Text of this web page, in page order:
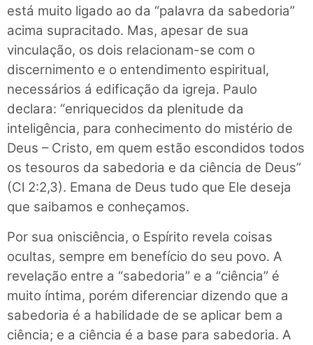
está muito ligado ao da “palavra da sabedoria”
acima supracitado. Mas, apesar de sua
vinculação, os dois relacionam-se com o
discernimento e o entendimento espiritual,
necessários á edificação da igreja. Paulo
declara: “enriquecidos da plenitude da
inteligência, para conhecimento do mistério de
Deus – Cristo, em quem estão escondidos todos
os tesouros da sabedoria e da ciência de Deus”
(Cl 2:2,3). Emana de Deus tudo que Ele deseja
que saibamos e conheçamos.
Por sua onisciência, o Espírito revela coisas
ocultas, sempre em benefício do seu povo. A
revelação entre a “sabedoria” e a “ciência” é
muito íntima, porém diferenciar dizendo que a
sabedoria é a habilidade de se aplicar bem a
ciência; e a ciência é a base para sabedoria. A